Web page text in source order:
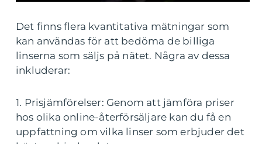
Det finns flera kvantitativa mätningar som
kan användas för att bedöma de billiga
linserna som säljs på nätet. Några av dessa
inkluderar:
1. Prisjämförelser: Genom att jämföra priser
hos olika online-återförsäljare kan du få en
uppfattning om vilka linser som erbjuder det